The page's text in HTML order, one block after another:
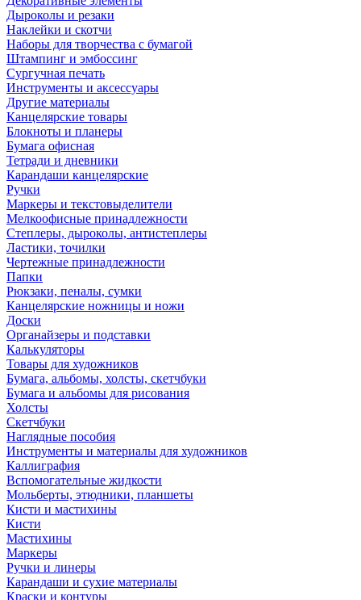
Дыроколы и резаки
Наклейки и скотчи
Наборы для творчества с бумагой
Штампинг и эмбоссинг
Сургучная печать
Инструменты и аксессуары
Другие материалы
Канцелярские товары
Блокноты и планеры
Бумага офисная
Тетради и дневники
Карандаши канцелярские
Ручки
Маркеры и текстовыделители
Мелкоофисные принадлежности
Степлеры, дыроколы, антистеплеры
Ластики, точилки
Чертежные принадлежности
Папки
Рюкзаки, пеналы, сумки
Канцелярские ножницы и ножи
Доски
Органайзеры и подставки
Калькуляторы
Товары для художников
Бумага, альбомы, холсты, скетчбуки
Бумага и альбомы для рисования
Холсты
Скетчбуки
Наглядные пособия
Инструменты и материалы для художников
Каллиграфия
Вспомогательные жидкости
Мольберты, этюдники, планшеты
Кисти и мастихины
Кисти
Мастихины
Маркеры
Ручки и линеры
Карандаши и сухие материалы
Краски и контуры